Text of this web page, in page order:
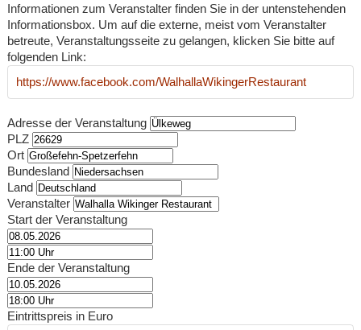
Informationen zum Veranstalter finden Sie in der untenstehenden
Informationsbox. Um auf die externe, meist vom Veranstalter
betreute, Veranstaltungsseite zu gelangen, klicken Sie bitte auf
folgenden Link:
https://www.facebook.com/WalhallaWikingerRestaurant
Adresse der Veranstaltung
PLZ
Ort
Bundesland
Land
Veranstalter
Start der Veranstaltung
Ende der Veranstaltung
Eintrittspreis in Euro